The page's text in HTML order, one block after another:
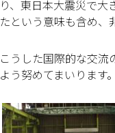
、東日本大震災で大
という意味も含め、
うした国際的な交
う努めてまいります。